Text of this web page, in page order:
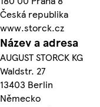
Česká republika
www.storck.cz
Název a adresa
AUGUST STORCK KG
Waldstr. 27
13403 Berlin
Německo